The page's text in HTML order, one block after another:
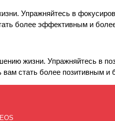
Упражняйтесь в
более эффективным и
жизни. Упражняйтесь в
стать более позитивным